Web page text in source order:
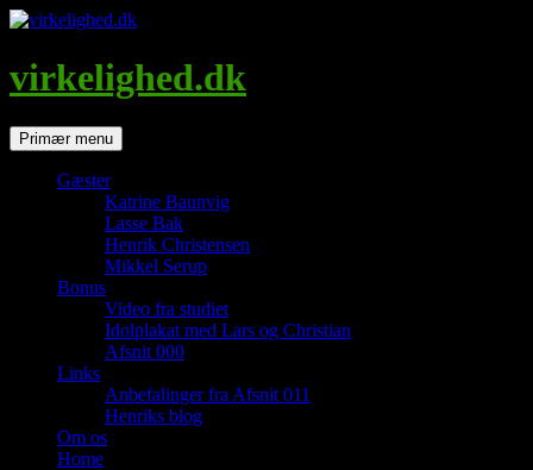
Hop
indhold
virkelighed.dk
SøgPrimær menu
Gæster
Katrine Baunvig
Lasse Bak
Henrik Christensen
Mikkel Serup
Bonus
Video fra studiet
Idolplakat med Lars og Christian
Afsnit 000
Links
Anbefalinger fra Afsnit 011
Henriks blog
Om os
Home